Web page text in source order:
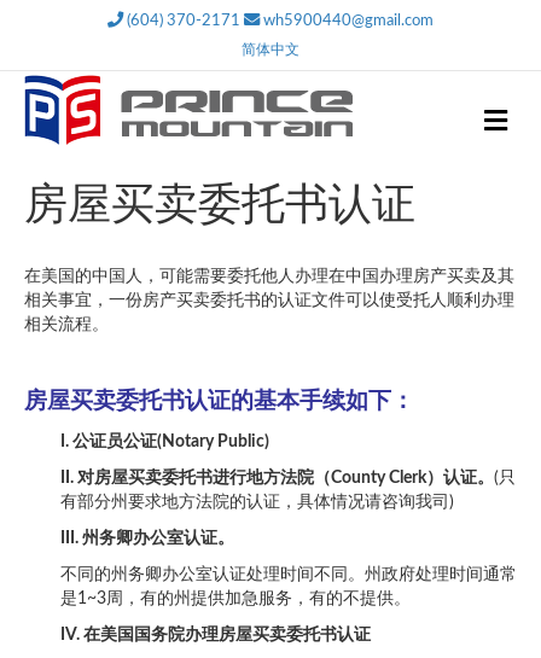
(604) 370-2171 wh5900440@gmail.com
简体中文
M
e
房屋买卖委托书认证
在美国的中国人，可能需要委托他人办理在中国办理房产买卖及其
相关事宜，一份房产买卖委托书的认证文件可以使受托人顺利办理
相关流程。
房屋买卖委托书认证的基本手续如下：
I. 公证员公证(Notary Public)
II. 对房屋买卖委托书进行地方法院（County Clerk）认证。 (只
有部分州要求地方法院的认证，具体情况请咨询我司)
III. 州务卿办公室认证。
不同的州务卿办公室认证处理时间不同。州政府处理时间通常
是1~3周，有的州提供加急服务，有的不提供。
IV. 在美国国务院办理房屋买卖委托书认证